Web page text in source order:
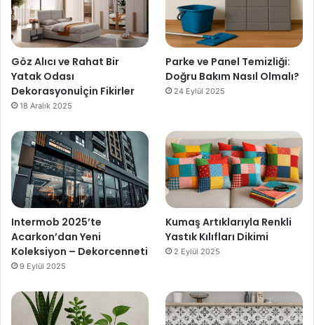
Göz Alıcı ve Rahat Bir
Yatak Odası
Dekorasyonuİçin Fikirler
18 Aralık 2025
Parke ve Panel Temizliği:
Doğru Bakım Nasıl Olmalı?
24 Eylül 2025
Intermob 2025’te
Acarkon’dan Yeni
Koleksiyon – Dekorcenneti
9 Eylül 2025
Kumaş Artıklarıyla Renkli
Yastık Kılıfları Dikimi
2 Eylül 2025